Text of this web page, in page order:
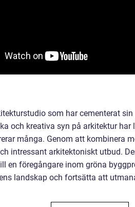
som har cementerat
och kreativa syn på arkitektur
många. Genom att kombinera
intressant arkitektoniskt utbud.
en föregångare inom gröna
landskap och fortsätta att